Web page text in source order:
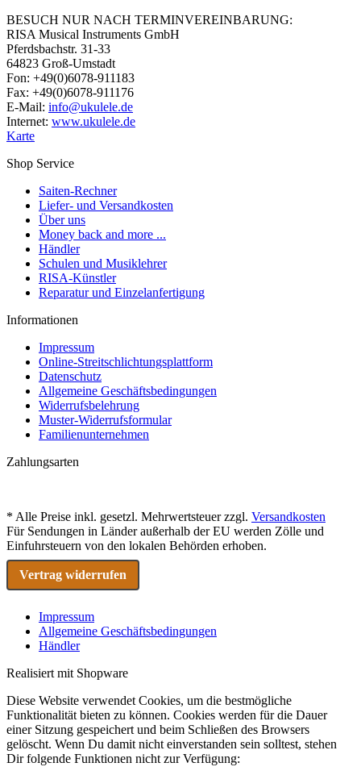
BESUCH NUR NACH TERMINVEREINBARUNG:
RISA Musical Instruments GmbH
Pferdsbachstr. 31-33
64823 Groß-Umstadt
Fon: +49(0)6078-911183
Fax: +49(0)6078-911176
E-Mail: info@ukulele.de
Internet: www.ukulele.de
Karte
Shop Service
Saiten-Rechner
Liefer- und Versandkosten
Über uns
Money back and more ...
Händler
Schulen und Musiklehrer
RISA-Künstler
Reparatur und Einzelanfertigung
Informationen
Impressum
Online-Streitschlichtungsplattform
Datenschutz
Allgemeine Geschäftsbedingungen
Widerrufsbelehrung
Muster-Widerrufsformular
Familienunternehmen
Zahlungsarten
* Alle Preise inkl. gesetzl. Mehrwertsteuer zzgl. Versandkosten
Für Sendungen in Länder außerhalb der EU werden Zölle und
Einfuhrsteuern von den lokalen Behörden erhoben.
Vertrag widerrufen
Impressum
Allgemeine Geschäftsbedingungen
Händler
Realisiert mit Shopware
Diese Website verwendet Cookies, um die bestmögliche
Funktionalität bieten zu können. Cookies werden für die Dauer
einer Sitzung gespeichert und beim Schließen des Browsers
gelöscht. Wenn Du damit nicht einverstanden sein solltest, stehen
Dir folgende Funktionen nicht zur Verfügung: